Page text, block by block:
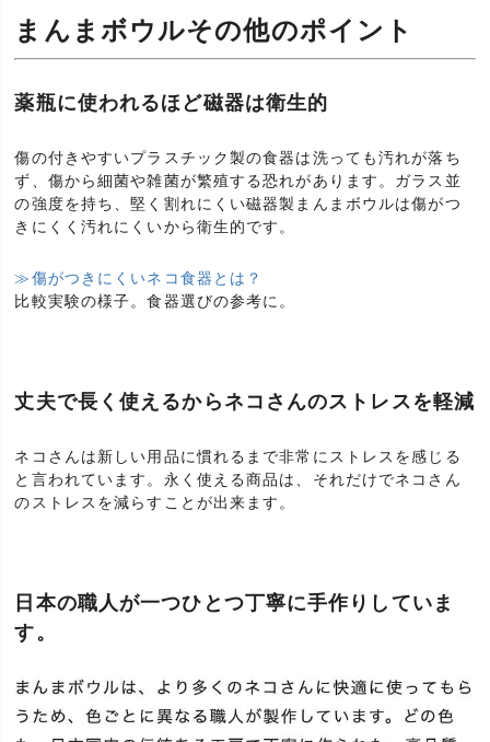
まんまボウルその他のポイント
薬瓶に使われるほど磁器は衛生的
傷の付きやすいプラスチック製の食器は洗っても汚れが落ち
ず、傷から細菌や雑菌が繁殖する恐れがあります。ガラス並
の強度を持ち、堅く割れにくい磁器製まんまボウルは傷がつ
きにくく汚れにくいから衛生的です。
≫傷がつきにくいネコ食器とは？
比較実験の様子。食器選びの参考に。
丈夫で長く使えるからネコさんのストレスを軽減
ネコさんは新しい用品に慣れるまで非常にストレスを感じる
と言われています。永く使える商品は、それだけでネコさん
のストレスを減らすことが出来ます。
日本の職人が一つひとつ丁寧に手作りしていま
す。